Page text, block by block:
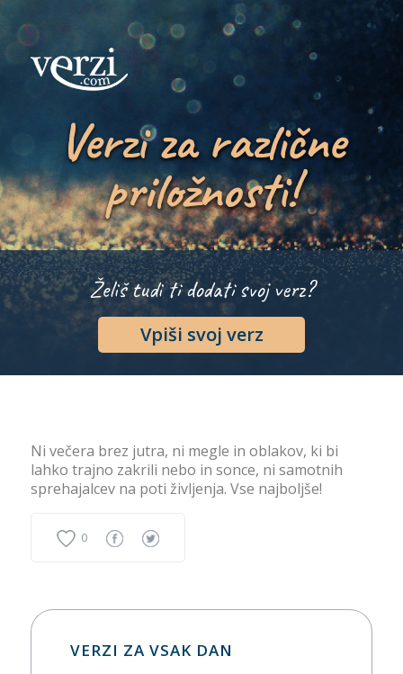
Verzi za različne
priložnosti!
Želiš tudi ti dodati svoj verz?
Vpiši svoj verz
Ni večera brez jutra, ni megle in oblakov, ki bi
lahko trajno zakrili nebo in sonce, ni samotnih
sprehajalcev na poti življenja. Vse najboljše!
0
VERZI ZA VSAK DAN